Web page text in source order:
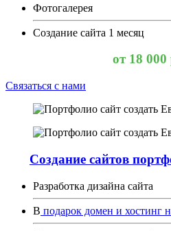
Фотогалерея
Создание сайта 1 месяц
от 18 000
Связаться с нами
Создание сайтов
Разработка дизайна сайта
В подарок домен и хостинг